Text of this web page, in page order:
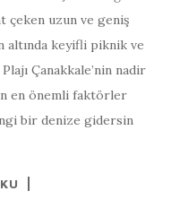
çeken uzun ve geniş
altında keyifli piknik ve
Çanakkale’nin nadir
en önemli faktörler
bir denize gidersin